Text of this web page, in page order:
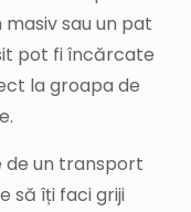
sau un pat
pot fi încărcate
la groapa de
de un transport
să îți faci griji